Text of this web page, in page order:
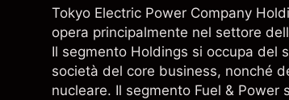
Tokyo Electric Power Company
opera principalmente nel settore
Il segmento Holdings si occupa del
società del core business, nonché
nucleare. Il segmento Fuel &